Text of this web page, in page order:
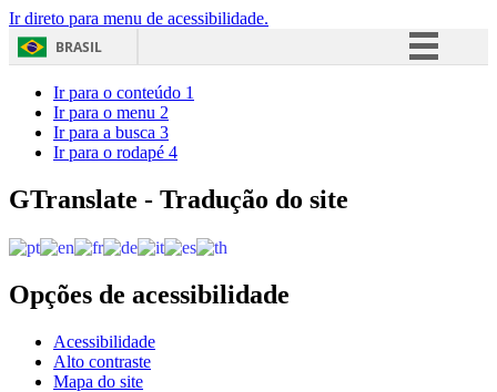
Ir direto para menu de acessibilidade.
BRASIL
Acesso à informação
Ir para o conteúdo 1
Ir para o menu 2
Ir para a busca 3
Ir para o rodapé 4
GTranslate - Tradução do site
Opções de acessibilidade
Acessibilidade
Alto contraste
Mapa do site